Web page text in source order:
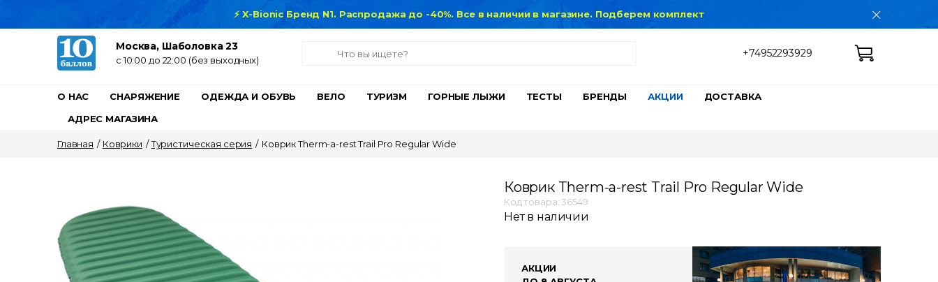
⚡ X-Bionic Бренд N1. Распродажа до -40%. Все в наличии в магазине. Подберем комплект
Москва, Шаболовка 23
c 10:00 до 22:00 (без выходных)
+74952293929
О НАС СНАРЯЖЕНИЕ ОДЕЖДА И ОБУВЬ ВЕЛО ТУРИЗМ ГОРНЫЕ ЛЫЖИ ТЕСТЫ БРЕНДЫ АКЦИИ
ДОСТАВКА
АДРЕС МАГАЗИНА
Главная / Коврики /Туристическая серия / Коврик Therm-a-rest Trail Pro Regular Wide
Коврик Therm-a-rest Trail Pro Regular Wide
Код товара: 36549
Нет в наличии
АКЦИИ